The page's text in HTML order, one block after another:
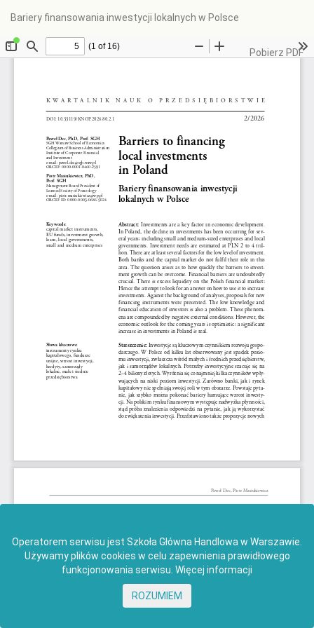
artykułu
Bariery finansowania inwestycji lokalnych w Polsce
Pobierz
Pobierz PDF
Operatorem serwisu jest Szkoła Główna Handlowa w Warszawie.
Używamy plików cookies w celu zapewnienia prawidłowego
funkcjonowania serwisu. Więcej informacji
ROZUMIEM